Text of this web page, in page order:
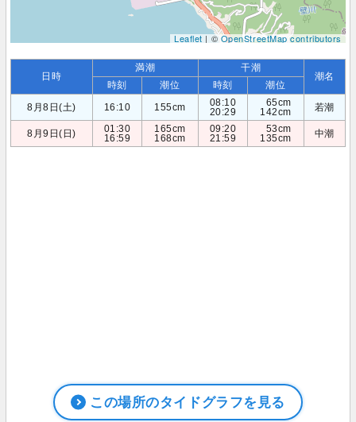
Leaflet| ©OpenStreetMap contributors
日時
満潮 干潮
潮名
時刻 潮位 時刻
潮位
8月8日(土)
16:10 155cm
08:10
20:29
65cm
142cm
若潮
8月9日(日)
01:30
16:59
165cm
168cm
09:20
21:59
53cm
135cm
中潮
この場所のタイドグラフを見る